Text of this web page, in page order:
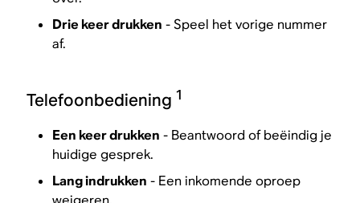
Drie keer drukken - Speel het vorige nummer
af.
Telefoonbediening 1
Een keer drukken - Beantwoord of beëindig je
huidige gesprek.
Lang indrukken - Een inkomende oproep